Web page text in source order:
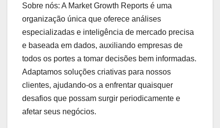
Sobre nós: A Market Growth Reports é uma
organização única que oferece análises
especializadas e inteligência de mercado precisa
e baseada em dados, auxiliando empresas de
todos os portes a tomar decisões bem informadas.
Adaptamos soluções criativas para nossos
clientes, ajudando-os a enfrentar quaisquer
desafios que possam surgir periodicamente e
afetar seus negócios.